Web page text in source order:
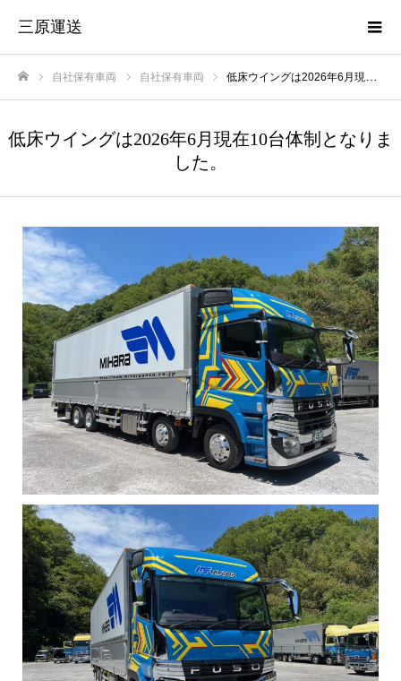
三原運送
自社保有車両 自社保有車両 低床ウイングは2026年6月現在10台体制となりました。
低床ウイングは2026年6月現在10台体制となりま
した。